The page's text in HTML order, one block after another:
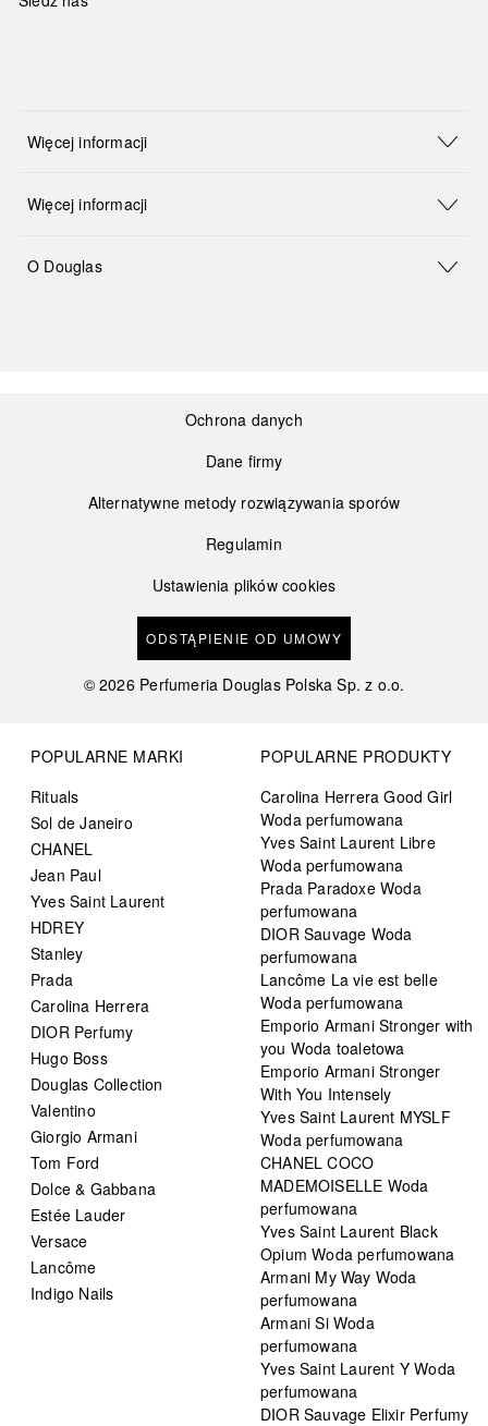
Więcej informacji
Więcej informacji
O Douglas
Ochrona danych
Dane firmy
Alternatywne metody rozwiązywania sporów
Regulamin
Ustawienia plików cookies
ODSTĄPIENIE OD UMOWY
©2026 Perfumeria Douglas Polska Sp. z o.o.
POPULARNE MARKI
Rituals
Sol de Janeiro
CHANEL
Jean Paul
Yves Saint Laurent
HDREY
Stanley
Prada
Carolina Herrera
DIOR Perfumy
Hugo Boss
Douglas Collection
Valentino
Giorgio Armani
Tom Ford
Dolce & Gabbana
Estée Lauder
Versace
Lancôme
Indigo Nails
POPULARNE PRODUKTY
Carolina Herrera Good Girl
Woda perfumowana
Yves Saint Laurent Libre
Woda perfumowana
Prada Paradoxe Woda
perfumowana
DIOR Sauvage Woda
perfumowana
Lancôme La vie est belle
Woda perfumowana
Emporio Armani Stronger with
you Woda toaletowa
Emporio Armani Stronger
With You Intensely
Yves Saint Laurent MYSLF
Woda perfumowana
CHANEL COCO
MADEMOISELLE Woda
perfumowana
Yves Saint Laurent Black
Opium Woda perfumowana
Armani My Way Woda
perfumowana
Armani Si Woda
perfumowana
Yves Saint Laurent Y Woda
perfumowana
DIOR Sauvage Elixir Perfumy